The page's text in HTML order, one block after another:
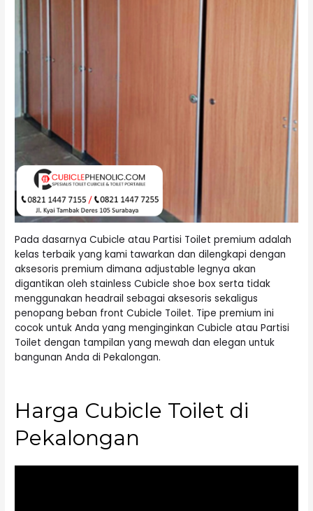
Pada dasarnya Cubicle atau Partisi Toilet premium adalah
kelas terbaik yang kami tawarkan dan dilengkapi dengan
aksesoris premium dimana adjustable legnya akan
digantikan oleh stainless Cubicle shoe box serta tidak
menggunakan headrail sebagai aksesoris sekaligus
penopang beban front Cubicle Toilet. Tipe premium ini
cocok untuk Anda yang menginginkan Cubicle atau Partisi
Toilet dengan tampilan yang mewah dan elegan untuk
bangunan Anda di Pekalongan.
Harga Cubicle Toilet di
Pekalongan